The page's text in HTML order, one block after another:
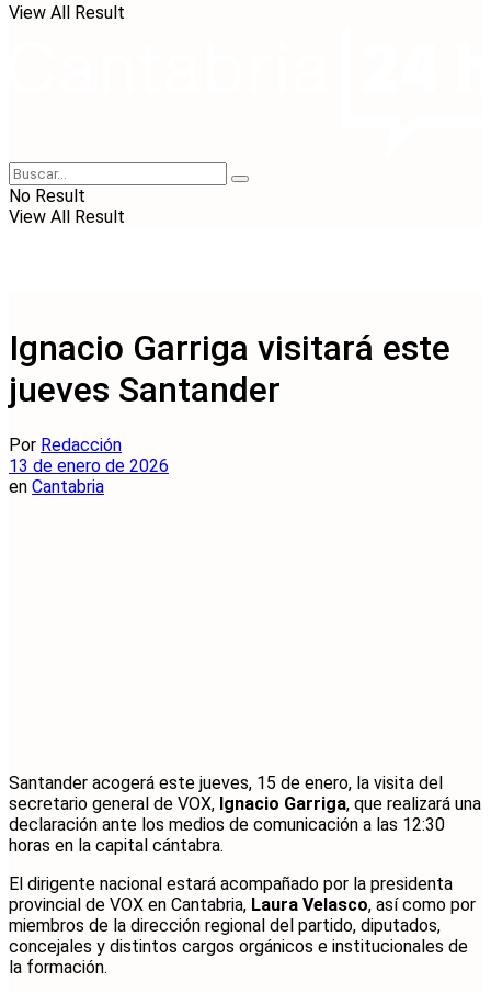
View All Result
No Result
View All Result
Ignacio Garriga visitará este
jueves Santander
Por Redacción
13 de enero de 2026
en Cantabria
Santander acogerá este jueves, 15 de enero, la visita del
secretario general de VOX, Ignacio Garriga, que realizará una
declaración ante los medios de comunicación a las 12:30
horas en la capital cántabra.
El dirigente nacional estará acompañado por la presidenta
provincial de VOX en Cantabria, Laura Velasco, así como por
miembros de la dirección regional del partido, diputados,
concejales y distintos cargos orgánicos e institucionales de
la formación.